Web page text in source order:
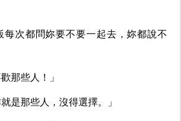
每次都問妳要不要一起去，妳都說不
那些人！」
是那些人，沒得選擇。」